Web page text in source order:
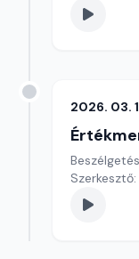
2026. 03.